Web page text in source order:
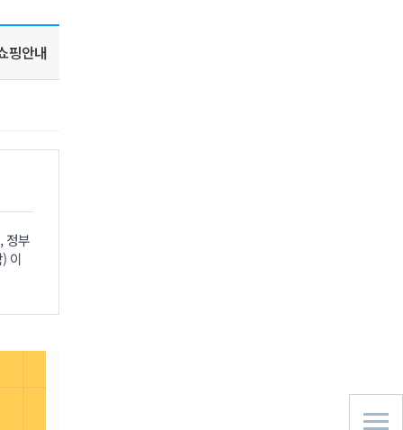
핑안내
정부
이